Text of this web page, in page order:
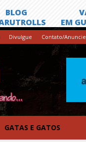
Divulgue Contato/Anuncie
GATAS E GATOS